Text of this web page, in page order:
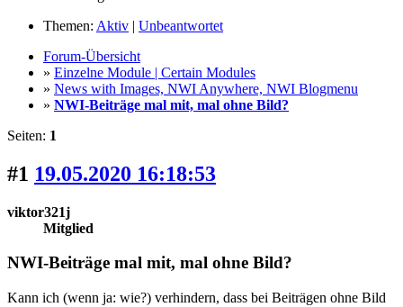
Themen: Aktiv | Unbeantwortet
Forum-Übersicht
» Einzelne Module | Certain Modules
» News with Images, NWI Anywhere, NWI Blogmenu
» NWI-Beiträge mal mit, mal ohne Bild?
Seiten: 1
#1 19.05.2020 16:18:53
viktor321j
Mitglied
NWI-Beiträge mal mit, mal ohne Bild?
Kann ich (wenn ja: wie?) verhindern, dass bei Beiträgen ohne Bild